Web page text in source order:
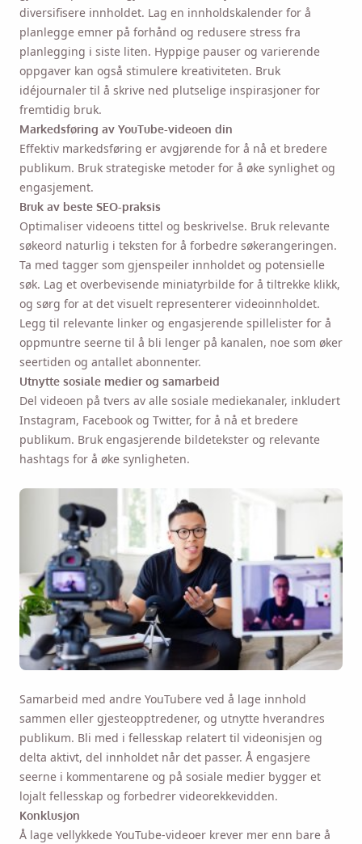
diversifisere innholdet. Lag en innholdskalender for å
planlegge emner på forhånd og redusere stress fra
planlegging i siste liten. Hyppige pauser og varierende
oppgaver kan også stimulere kreativiteten. Bruk
idéjournaler til å skrive ned plutselige inspirasjoner for
fremtidig bruk.
Markedsføring av YouTube-videoen din
Effektiv markedsføring er avgjørende for å nå et bredere
publikum. Bruk strategiske metoder for å øke synlighet og
engasjement.
Bruk av beste SEO-praksis
Optimaliser videoens tittel og beskrivelse. Bruk relevante
søkeord naturlig i teksten for å forbedre søkerangeringen.
Ta med tagger som gjenspeiler innholdet og potensielle
søk. Lag et overbevisende miniatyrbilde for å tiltrekke klikk,
og sørg for at det visuelt representerer videoinnholdet.
Legg til relevante linker og engasjerende spillelister for å
oppmuntre seerne til å bli lenger på kanalen, noe som øker
seertiden og antallet abonnenter.
Utnytte sosiale medier og samarbeid
Del videoen på tvers av alle sosiale mediekanaler, inkludert
Instagram, Facebook og Twitter, for å nå et bredere
publikum. Bruk engasjerende bildetekster og relevante
hashtags for å øke synligheten.
Samarbeid med andre YouTubere ved å lage innhold
sammen eller gjesteopptredener, og utnytte hverandres
publikum. Bli med i fellesskap relatert til videonisjen og
delta aktivt, del innholdet når det passer. Å engasjere
seerne i kommentarene og på sosiale medier bygger et
lojalt fellesskap og forbedrer videorekkevidden.
Konklusjon
Å lage vellykkede YouTube-videoer krever mer enn bare å